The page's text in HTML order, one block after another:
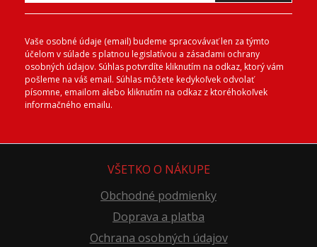
Vaše osobné údaje (email) budeme spracovávať len za týmto
účelom v súlade s platnou legislatívou a zásadami ochrany
osobných údajov. Súhlas potvrdíte kliknutím na odkaz, ktorý vám
pošleme na váš email. Súhlas môžete kedykoľvek odvolať
písomne, emailom alebo kliknutím na odkaz z ktoréhokoľvek
informačného emailu.
VŠETKO O NÁKUPE
Obchodné podmienky
Doprava a platba
Ochrana osobných údajov